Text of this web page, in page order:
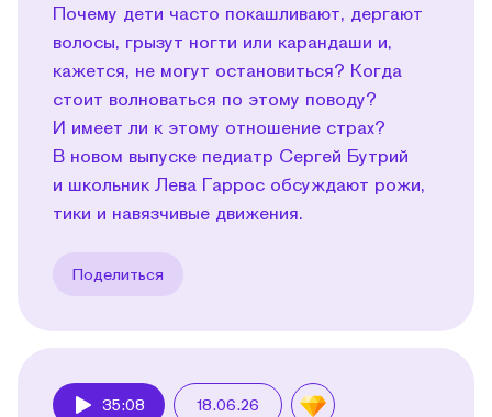
Почему дети часто покашливают, дергают
волосы, грызут ногти или карандаши и,
кажется, не могут остановиться? Когда
стоит волноваться по этому поводу?
И имеет ли к этому отношение страх?
В новом выпуске педиатр Сергей Бутрий
и школьник Лева Гаррос обсуждают рожи,
тики и навязчивые движения.
Поделиться
35:08 18.06.26